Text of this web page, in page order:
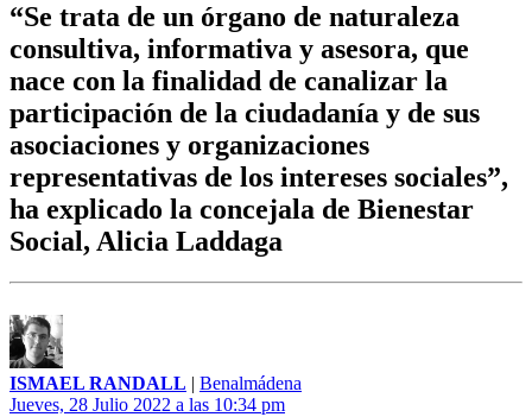
“Se trata de un órgano de naturaleza
consultiva, informativa y asesora, que
nace con la finalidad de canalizar la
participación de la ciudadanía y de sus
asociaciones y organizaciones
representativas de los intereses sociales”,
ha explicado la concejala de Bienestar
Social, Alicia Laddaga
ISMAEL RANDALL | Benalmádena
Jueves, 28 Julio 2022 a las 10:34 pm